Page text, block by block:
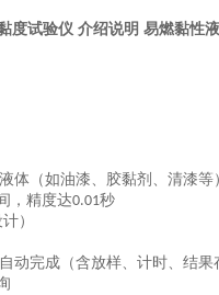
度试验仪 介绍说明 易燃黏性
体（如油漆、胶黏剂、清漆等
，精度达0.01秒
）
动完成（含放样、计时、结果